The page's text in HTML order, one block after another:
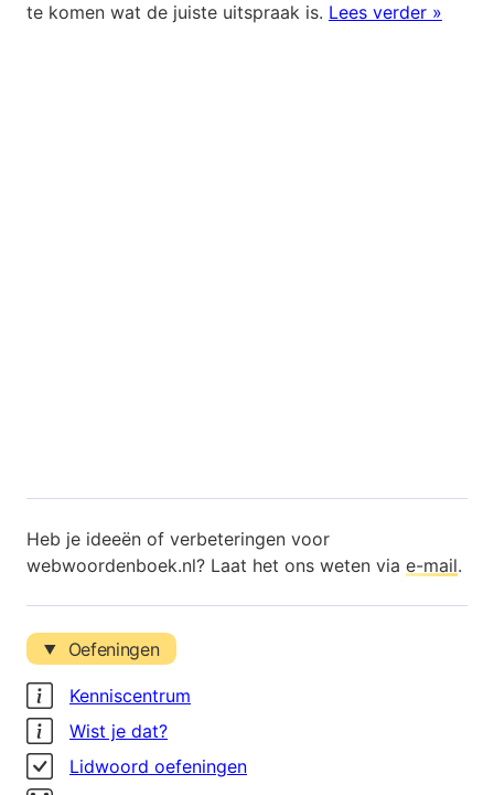
te komen wat de juiste uitspraak is. Lees verder »
Heb je ideeën of verbeteringen voor
webwoordenboek.nl? Laat het ons weten via e-mail.
Oefeningen
Kenniscentrum
Wist je dat?
Lidwoord oefeningen